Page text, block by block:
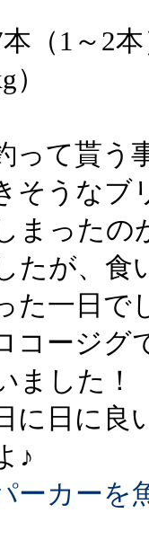
（1～2
って貰う
そうなブ
まったの
たが、食
た一日で
コージグ
ました！
に日に良
♪
ーカーを